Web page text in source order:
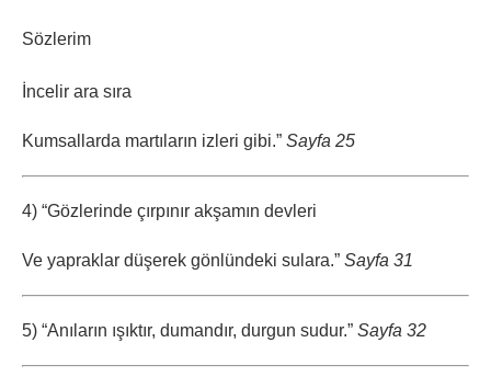
Sözlerim
İncelir ara sıra
Kumsallarda martıların izleri gibi.” Sayfa 25
4) “Gözlerinde çırpınır akşamın devleri
Ve yapraklar düşerek gönlündeki sulara.” Sayfa 31
5) “Anıların ışıktır, dumandır, durgun sudur.” Sayfa 32